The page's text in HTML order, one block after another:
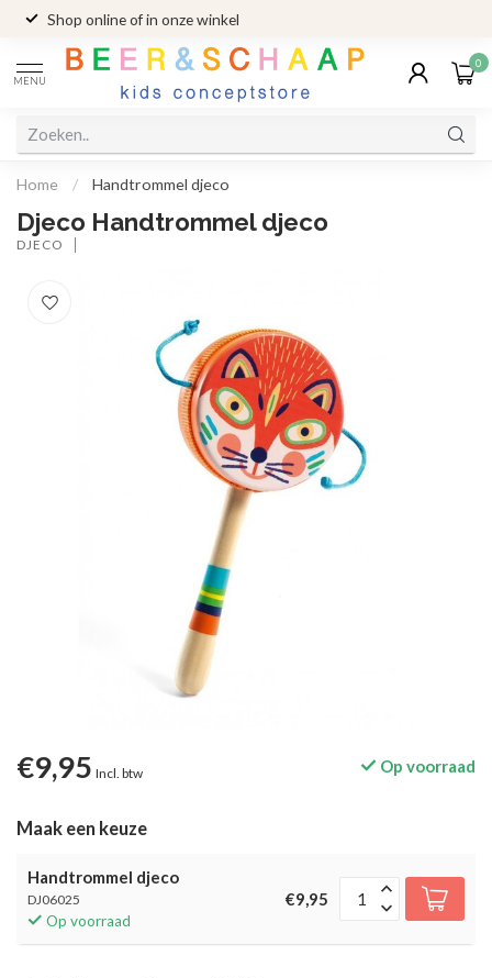
Shop online of in onze winkel
MENU
0
Home / Handtrommel djeco
Djeco Handtrommel djeco
DJECO
€9,95 Incl. btw Op voorraad
Maak een keuze
Handtrommel djeco
DJ06025
Op voorraad
€9,95